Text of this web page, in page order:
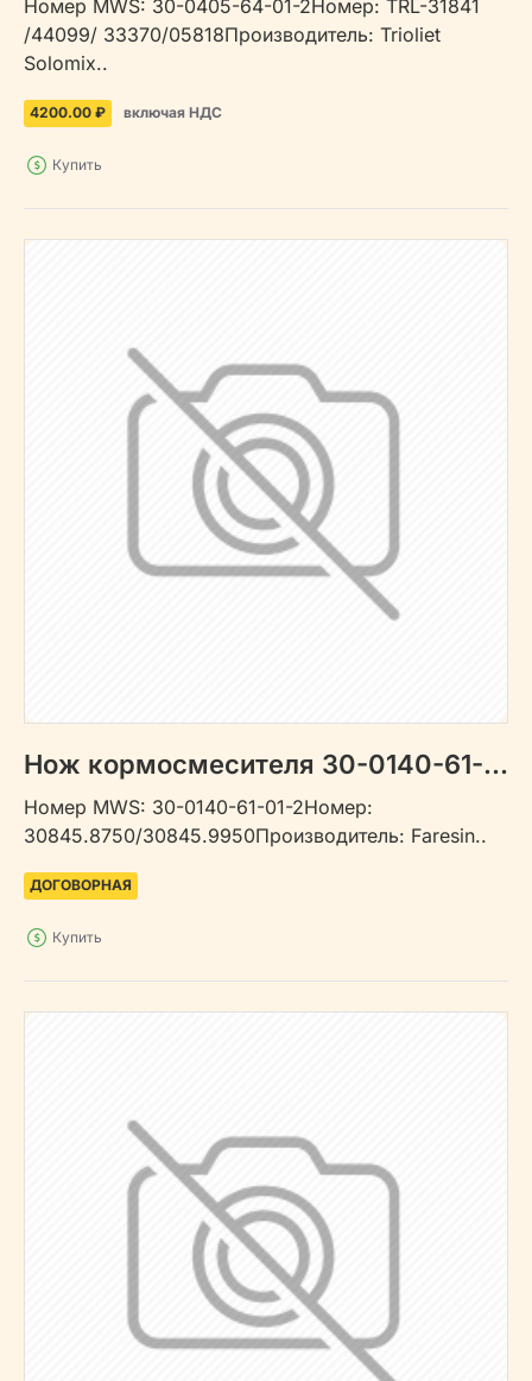
Номер MWS: 30-0405-64-01-2Номер: TRL-31841
/44099/ 33370/05818Производитель: Trioliet
Solomix..
4200.00 ₽ включая НДС
Купить
Нож кормосмесителя 30-0140-61-01-2
Номер MWS: 30-0140-61-01-2Номер:
30845.8750/30845.9950Производитель: Faresin..
ДОГОВОРНАЯ
Купить